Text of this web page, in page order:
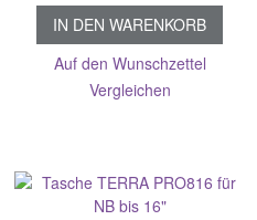
IN DEN WARENKORB
Auf den Wunschzettel
Vergleichen